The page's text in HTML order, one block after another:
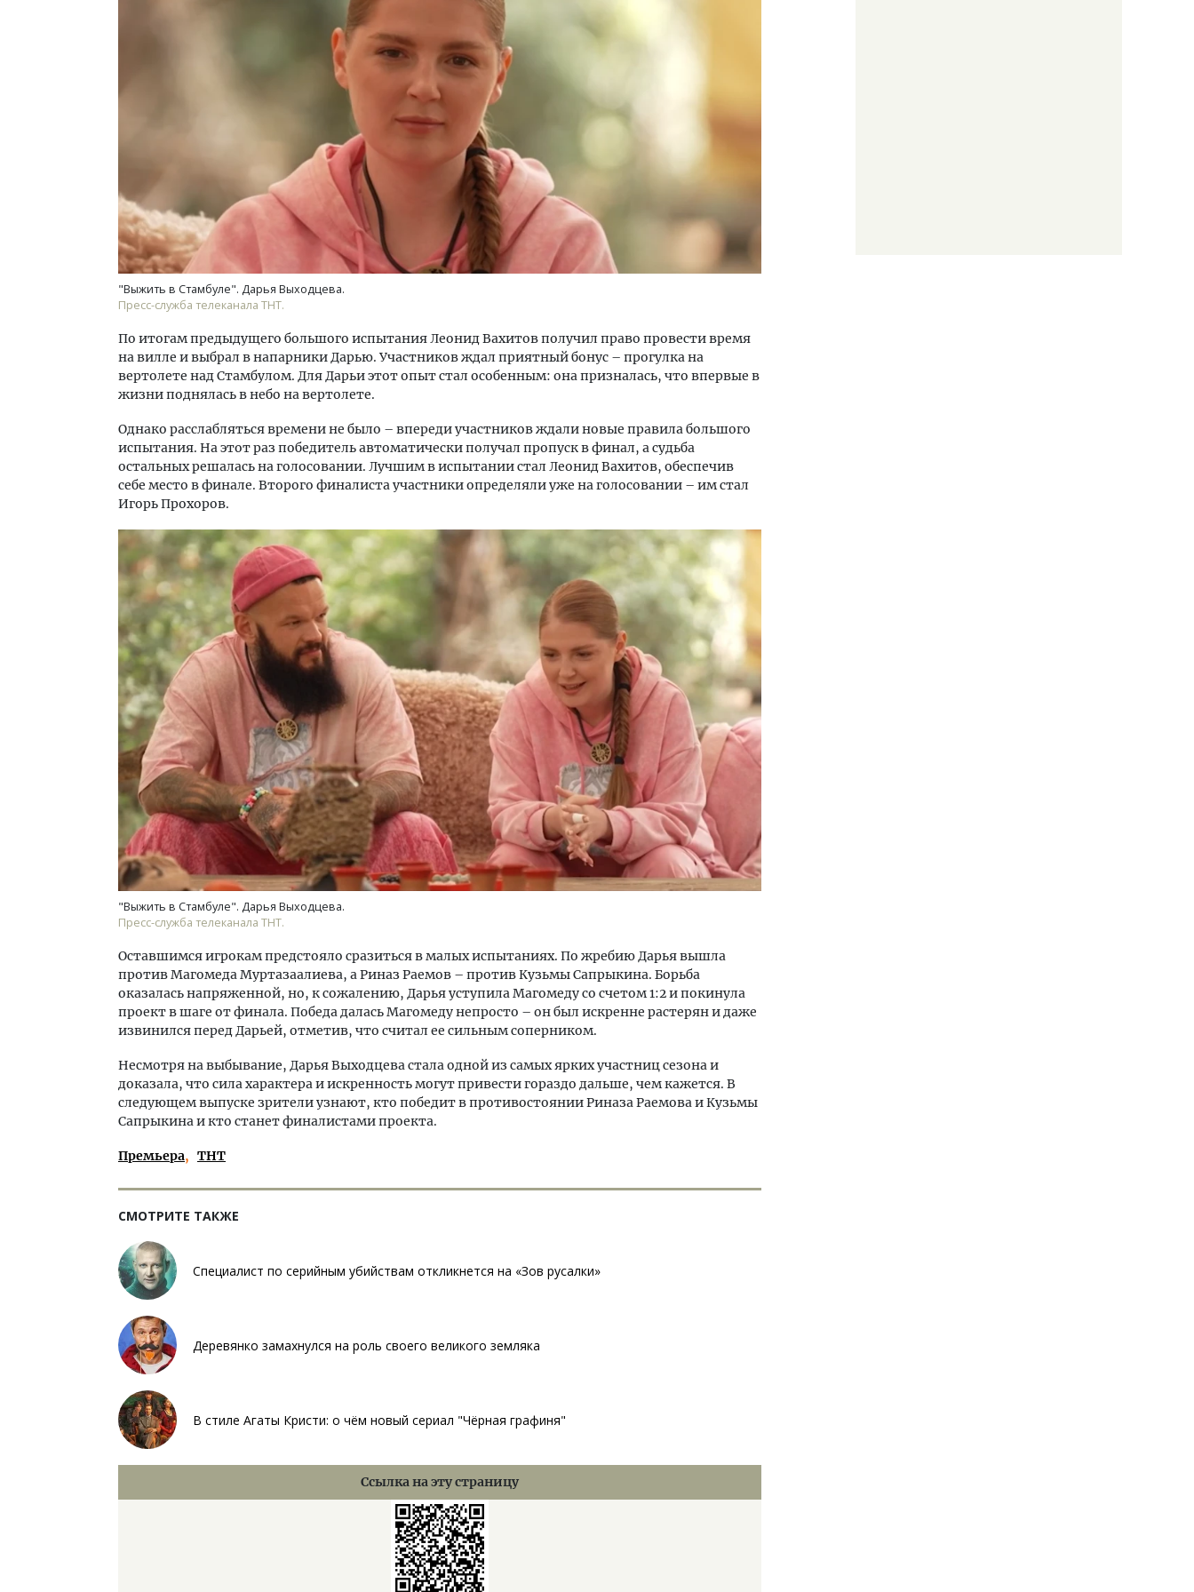
"Выжить в Стамбуле". Дарья Выходцева.
Пресс-служба телеканала ТНТ.
По итогам предыдущего большого испытания Леонид Вахитов получил право провести время
на вилле и выбрал в напарники Дарью. Участников ждал приятный бонус – прогулка на
вертолете над Стамбулом. Для Дарьи этот опыт стал особенным: она призналась, что впервые в
жизни поднялась в небо на вертолете.
Однако расслабляться времени не было – впереди участников ждали новые правила большого
испытания. На этот раз победитель автоматически получал пропуск в финал, а судьба
остальных решалась на голосовании. Лучшим в испытании стал Леонид Вахитов, обеспечив
себе место в финале. Второго финалиста участники определяли уже на голосовании – им стал
Игорь Прохоров.
"Выжить в Стамбуле". Дарья Выходцева.
Пресс-служба телеканала ТНТ.
Оставшимся игрокам предстояло сразиться в малых испытаниях. По жребию Дарья вышла
против Магомеда Муртазаалиева, а Риназ Раемов – против Кузьмы Сапрыкина. Борьба
оказалась напряженной, но, к сожалению, Дарья уступила Магомеду со счетом 1:2 и покинула
проект в шаге от финала. Победа далась Магомеду непросто – он был искренне растерян и даже
извинился перед Дарьей, отметив, что считал ее сильным соперником.
Несмотря на выбывание, Дарья Выходцева стала одной из самых ярких участниц сезона и
доказала, что сила характера и искренность могут привести гораздо дальше, чем кажется. В
следующем выпуске зрители узнают, кто победит в противостоянии Риназа Раемова и Кузьмы
Сапрыкина и кто станет финалистами проекта.
Премьера ТНТ
СМОТРИТЕ ТАКЖЕ
Специалист по серийным убийствам откликнется на «Зов русалки»
Деревянко замахнулся на роль своего великого земляка
В стиле Агаты Кристи: о чём новый сериал "Чёрная графиня"
Ссылка на эту страницу